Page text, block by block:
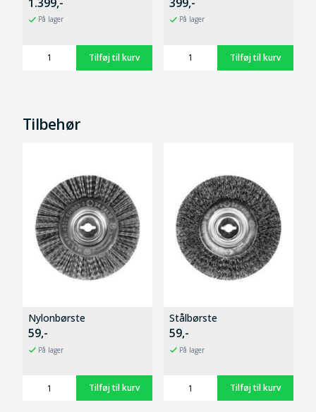
På lager På lager
Tilbehør
Nylonbørste
59,-
På lager
Stålbørste
59,-
På lager